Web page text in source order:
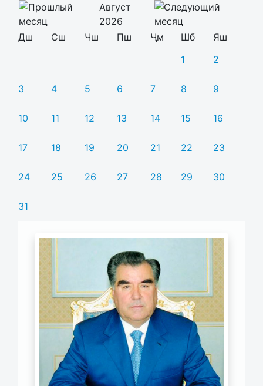
Август
2026
Дш
Сш Чш Пш Ҷм Шб
Яш
1
2
3 4 5 6 7 8 9
10 11 12 13 14 15 16
17 18 19 20 21 22 23
24 25 26 27 28 29 30
31